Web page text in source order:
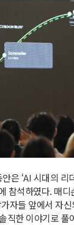
은 ‘AI 시대의 리
참석하였다. 매
자들 앞에서 자
직한 이야기로 풀